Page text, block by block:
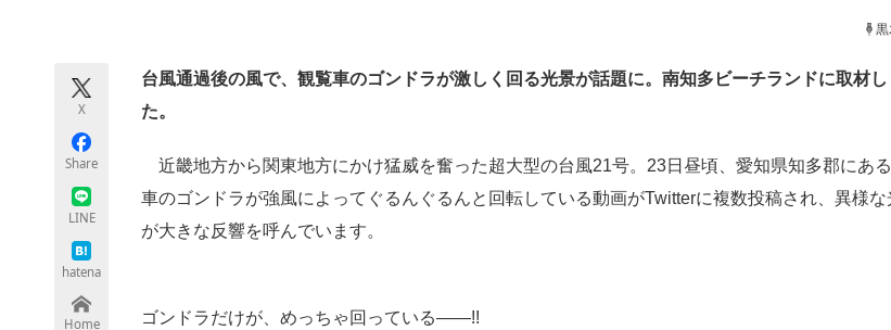
X
Share
LINE
hatena
Home
台風通過後の風で、観覧車のゴンドラが激しく回る光景が話題に。南知多ビーチランドに取材し
た。
近畿地方から関東地方にかけ猛威を奮った超大型の台風21号。23日昼頃、愛知県知多郡にあ
車のゴンドラが強風によってぐるんぐるんと回転している動画がTwitterに複数投稿され、異様な
が大きな反響を呼んでいます。
ゴンドラだけが、めっちゃ回っている――!!